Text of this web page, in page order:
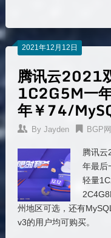
2021年12月12日
腾讯云2021
1C2G5M一
年￥74/
By Jayden BGP
腾讯云
年最后
轻量
州地区可选，还有
v3的用户均可购买。